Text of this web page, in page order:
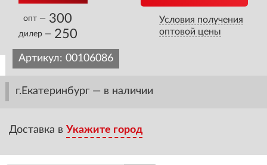
опт — 300
дилер — 250
Условия получения
оптовой цены
Артикул: 00106086
г.Екатеринбург — в наличии
Доставка в Укажите город